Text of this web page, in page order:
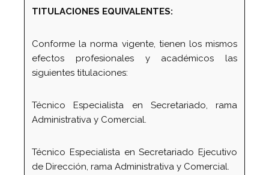
TITULACIONES EQUIVALENTES:
Conforme la norma vigente, tienen los mismos
efectos profesionales y académicos las
siguientes titulaciones:
Técnico Especialista en Secretariado, rama
Administrativa y Comercial.
Técnico Especialista en Secretariado Ejecutivo
de Dirección, rama Administrativa y Comercial.